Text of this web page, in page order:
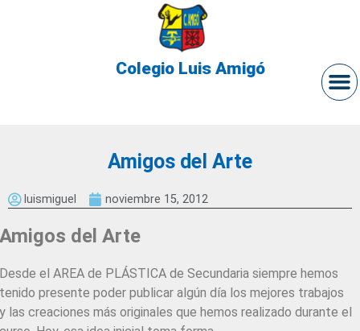
Colegio Luis Amigó
Amigos del Arte
luismiguel noviembre 15, 2012
Amigos del Arte
Desde el AREA de PLÁSTICA de Secundaria siempre hemos
tenido presente poder publicar algún día los mejores trabajos
y las creaciones más originales que hemos realizado durante el